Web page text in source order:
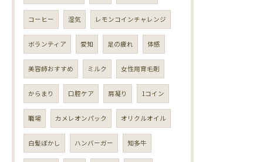
コーヒー 湿気 レモンコインチャレンジ
ボランティア 愛知 足の疲れ 体感
美容師おすすめ ミルク 女性用育毛剤
からまり 口腔ケア 肩凝り 1コイン
職場 カメレオンパック オリクルオイル
白髪ぼかし ハンバーガー 知多牛